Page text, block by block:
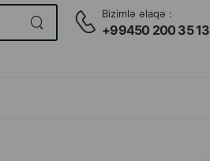
Bizimlə əlaqə :
+99450 200 35 13